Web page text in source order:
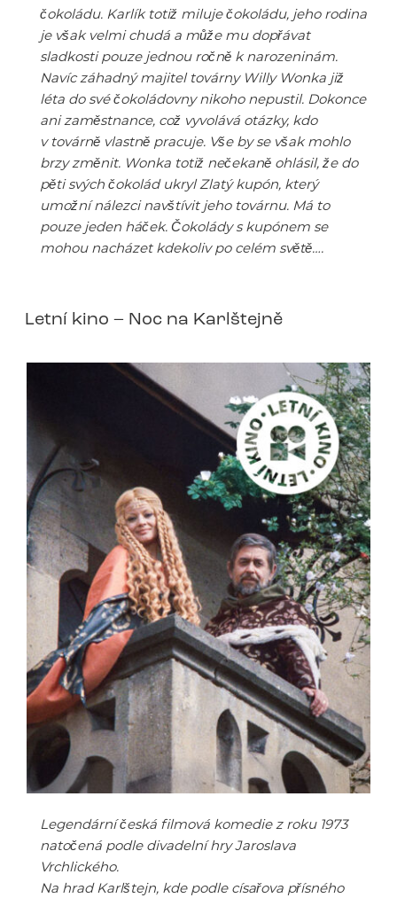
čokoládu. Karlík totiž miluje čokoládu, jeho rodina
je však velmi chudá a může mu dopřávat
sladkosti pouze jednou ročně k narozeninám.
Navíc záhadný majitel továrny Willy Wonka již
léta do své čokoládovny nikoho nepustil. Dokonce
ani zaměstnance, což vyvolává otázky, kdo
v továrně vlastně pracuje. Vše by se však mohlo
brzy změnit. Wonka totiž nečekaně ohlásil, že do
pěti svých čokolád ukryl Zlatý kupón, který
umožní nálezci navštívit jeho továrnu. Má to
pouze jeden háček. Čokolády s kupónem se
mohou nacházet kdekoliv po celém světě….
Letní kino – Noc na Karlštejně
Legendární česká filmová komedie z roku 1973
natočená podle divadelní hry Jaroslava
Vrchlického.
Na hrad Karlštejn, kde podle císařova přísného